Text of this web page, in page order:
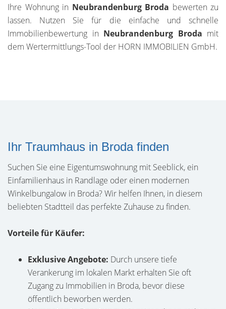
Ihre Wohnung in Neubrandenburg Broda bewerten zu
lassen. Nutzen Sie für die einfache und schnelle
Immobilienbewertung in Neubrandenburg Broda mit
dem Wertermittlungs-Tool der HORN IMMOBILIEN GmbH.
Ihr Traumhaus in Broda finden
Suchen Sie eine Eigentumswohnung mit Seeblick, ein
Einfamilienhaus in Randlage oder einen modernen
Winkelbungalow in Broda? Wir helfen Ihnen, in diesem
beliebten Stadtteil das perfekte Zuhause zu finden.
Vorteile für Käufer:
Exklusive Angebote: Durch unsere tiefe
Verankerung im lokalen Markt erhalten Sie oft
Zugang zu Immobilien in Broda, bevor diese
öffentlich beworben werden.